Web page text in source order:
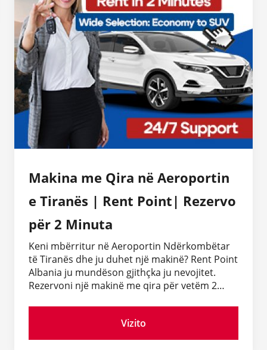
Makina me Qira në Aeroportin
e Tiranës | Rent Point| Rezervo
për 2 Minuta
Keni mbërritur në Aeroportin Ndërkombëtar
të Tiranës dhe ju duhet një makinë? Rent Point
Albania ju mundëson gjithçka ju nevojitet.
Rezervoni një makinë me qira për vetëm 2
leverdishme. Udhëtoni pa kufizim kilometrash
në të gjithë Shqipërinë. Pa tarifa të fshehura.
Vizito